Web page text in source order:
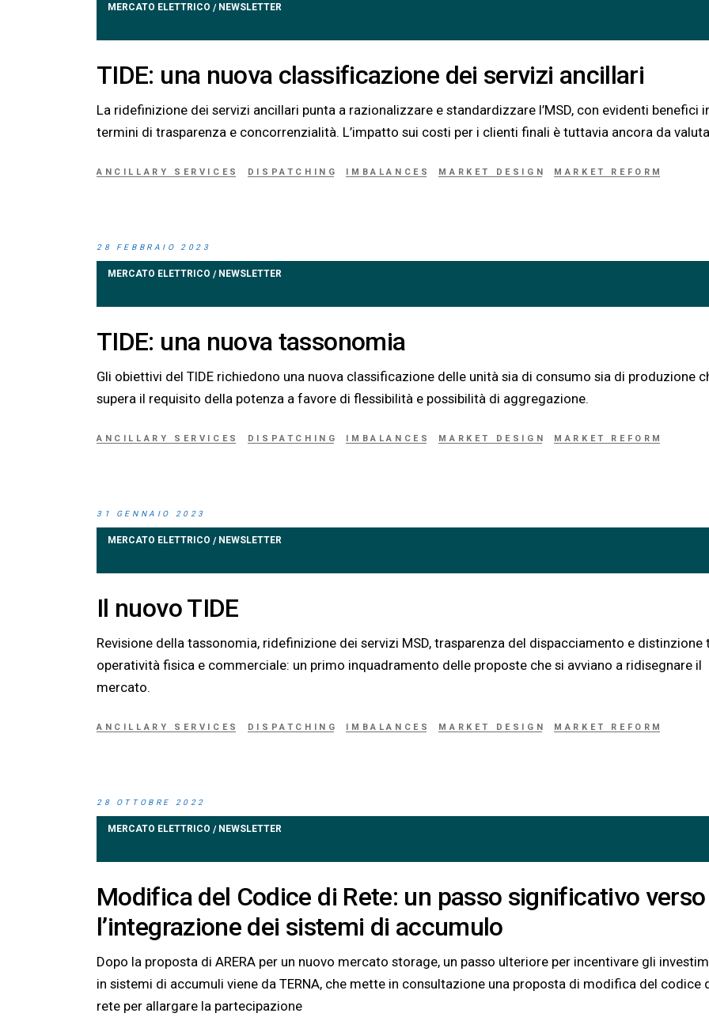
MERCATO ELETTRICO / NEWSLETTER
TIDE: una nuova classificazione dei servizi ancillari
La ridefinizione dei servizi ancillari punta a razionalizzare e standardizzare l’MSD, con evidenti benefici
termini di trasparenza e concorrenzialità. L’impatto sui costi per i clienti finali è tuttavia ancora da
ANCILLARY SERVICES DISPATCHING IMBALANCES MARKET DESIGN MARKET REFORM
28 FEBBRAIO 2023
MERCATO ELETTRICO / NEWSLETTER
TIDE: una nuova tassonomia
Gli obiettivi del TIDE richiedono una nuova classificazione delle unità sia di consumo sia di produzione
supera il requisito della potenza a favore di flessibilità e possibilità di aggregazione.
ANCILLARY SERVICES DISPATCHING IMBALANCES MARKET DESIGN MARKET REFORM
31 GENNAIO 2023
MERCATO ELETTRICO / NEWSLETTER
Il nuovo TIDE
Revisione della tassonomia, ridefinizione dei servizi MSD, trasparenza del dispacciamento e distinzione
operatività fisica e commerciale: un primo inquadramento delle proposte che si avviano a ridisegnare il
mercato.
ANCILLARY SERVICES DISPATCHING IMBALANCES MARKET DESIGN MARKET REFORM
28 OTTOBRE 2022
MERCATO ELETTRICO / NEWSLETTER
Modifica del Codice di Rete: un passo significativo verso
l’integrazione dei sistemi di accumulo
Dopo la proposta di ARERA per un nuovo mercato storage, un passo ulteriore per incentivare gli
in sistemi di accumuli viene da TERNA, che mette in consultazione una proposta di modifica del codice
rete per allargare la partecipazione